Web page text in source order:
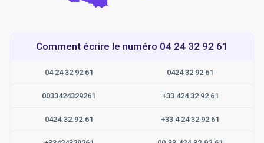
Comment écrire le numéro 04 24 32 92 61
04 24 32 92 61 0424 32 92 61
0033424329261 +33 424 32 92 61
0424.32.92.61 +33 4 24 32 92 61